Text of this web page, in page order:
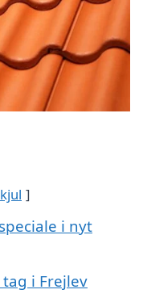
i nyt
i Frejlev